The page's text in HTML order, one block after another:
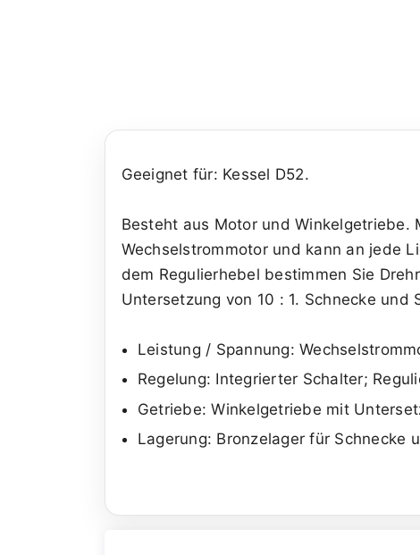
Geeignet für: Kessel D52.
Besteht aus Motor und Winkelgetriebe.
Wechselstrommotor und kann an jede
dem Regulierhebel bestimmen Sie
Untersetzung von 10 : 1. Schnecke
Leistung / Spannung:
Regelung: Integrierter Schalter;
Getriebe: Winkelgetriebe mit
Lagerung: Bronzelager für Schnecke